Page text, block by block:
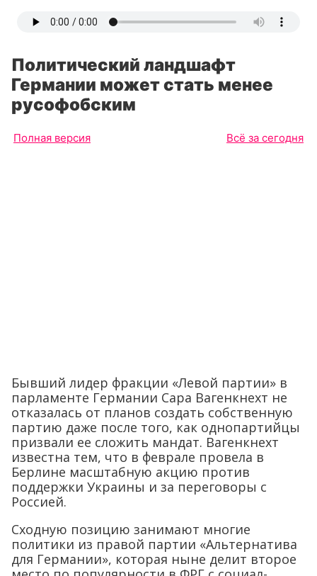
Политический ландшафт
Германии может стать менее
русофобским
Полная версия Всё за сегодня
Бывший лидер фракции «Левой партии» в
парламенте Германии Сара Вагенкнехт не
отказалась от планов создать собственную
партию даже после того, как однопартийцы
призвали ее сложить мандат. Вагенкнехт
известна тем, что в феврале провела в
Берлине масштабную акцию против
поддержки Украины и за переговоры с
Россией.
Сходную позицию занимают многие
политики из правой партии «Альтернатива
для Германии», которая ныне делит второе